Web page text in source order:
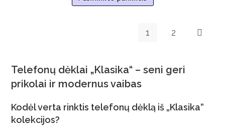
1 2
Telefonų dėklai „Klasika“ – seni geri
prikolai ir modernus vaibas
Kodėl verta rinktis telefonų dėklą iš „Klasika“
kolekcijos?